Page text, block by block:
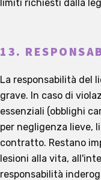
limiti richiesti dalla
13.
La responsabilità del
grave. In caso di
essenziali (obblighi
per negligenza lieve,
contratto. Restano
lesioni alla vita,
responsabilità